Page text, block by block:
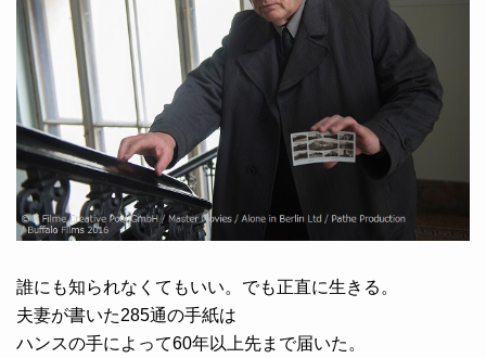
誰にも知られなくてもいい。でも正直に生きる。
夫妻が書いた285通の手紙は
ハンスの手によって60年以上先まで届いた。